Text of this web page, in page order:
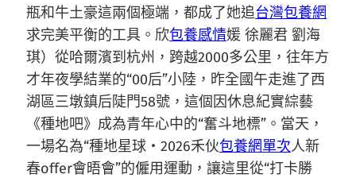
瓶和牛土豪這兩個極端，都成了她追台灣包養網
求完美平衡的工具。欣包養感情媛 徐麗君 劉海
琪）從哈爾濱到杭州，跨越2000多公里，往年方
才年夜學結業的“00后”小陸，昨全國午走進了西
湖區三墩鎮后陡門58號，這個因休息紀實綜藝
《種地吧》成為青年心中的“奮斗地標”。當天，
一場名為“種地星球・2026禾伙包養網單次人新
春offer會晤會”的僱用運動，讓這里從“打卡勝